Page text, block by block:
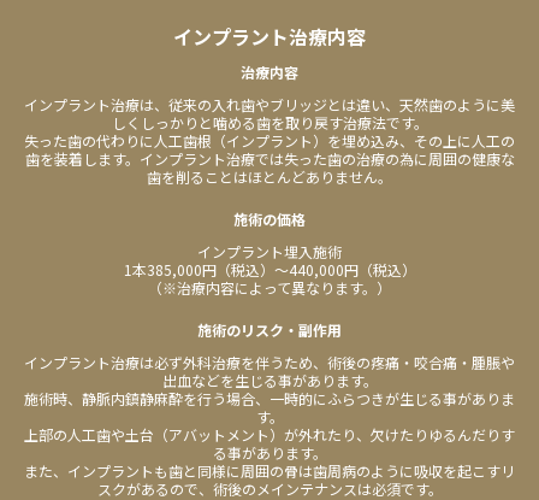
インプラント治療内容
治療内容
インプラント治療は、従来の入れ歯やブリッジとは違い、天然歯のように美
しくしっかりと噛める歯を取り戻す治療法です。
失った歯の代わりに人工歯根（インプラント）を埋め込み、その上に人工の
歯を装着します。インプラント治療では失った歯の治療の為に周囲の健康な
歯を削ることはほとんどありません。
施術の価格
インプラント埋入施術
1本385,000円（税込）〜440,000円（税込）
（※治療内容によって異なります。）
施術のリスク ・ 副作用
インプラント治療は必ず外科治療を伴うため、術後の疼痛・咬合痛・腫脹や
出血などを生じる事があります。
施術時、静脈内鎮静麻酔を行う場合、一時的にふらつきが生じる事がありま
す。
上部の人工歯や土台（アバットメント）が外れたり、欠けたりゆるんだりす
る事があります。
また、インプラントも歯と同様に周囲の骨は歯周病のように吸収を起こすリ
スクがあるので、術後のメインテナンスは必須です。